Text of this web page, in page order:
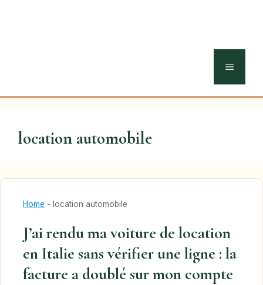
MENU
location automobile
Home - location automobile
J’ai rendu ma voiture de location
en Italie sans vérifier une ligne : la
facture a doublé sur mon compte